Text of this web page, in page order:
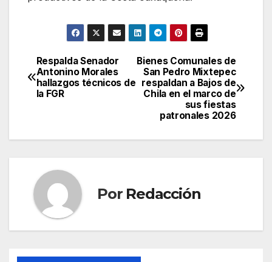
Navegación
de
Bienes Comunales de
San Pedro Mixtepec
respaldan a Bajos de
Chila en el marco de
sus fiestas
patronales 2026
Respalda Senador
Antonino Morales
hallazgos técnicos de
la FGR
Por Redacción